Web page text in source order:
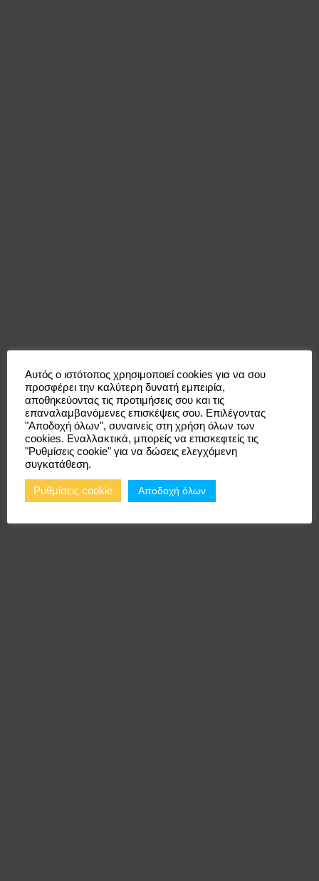
Οδηγός για τη
θυλακίτιδα
12/04/2024
Αυτός ο ιστότοπος χρησιμοποιεί cookies για να σου
προσφέρει την καλύτερη δυνατή εμπειρία,
αποθηκεύοντας τις προτιμήσεις σου και τις
επαναλαμβανόμενες επισκέψεις σου. Επιλέγοντας
"Αποδοχή όλων", συναινείς στη χρήση όλων των
cookies. Εναλλακτικά, μπορείς να επισκεφτείς τις
"Ρυθμίσεις cookie" για να δώσεις ελεγχόμενη
συγκατάθεση.
Ρυθμίσεις cookie Αποδοχή όλων